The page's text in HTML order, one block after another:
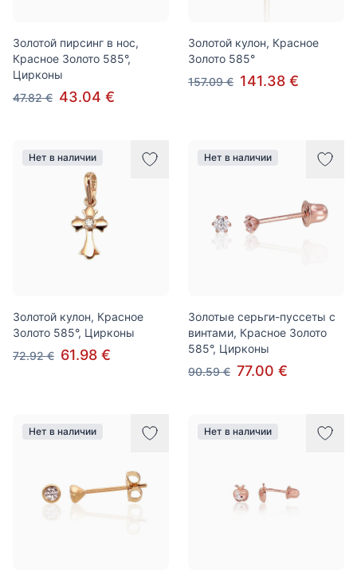
Золотой пирсинг в нос,
Красное Золото 585°,
Цирконы
47.82 € 43.04 €
Золотой кулон, Красное
Золото 585°
157.09 € 141.38 €
Нет в наличии
Золотой кулон, Красное
Золото 585°, Цирконы
72.92 € 61.98 €
Нет в наличии
Золотые серьги-пуссеты с
винтами, Красное Золото
585°, Цирконы
90.59 € 77.00 €
Нет в наличии Нет в наличии